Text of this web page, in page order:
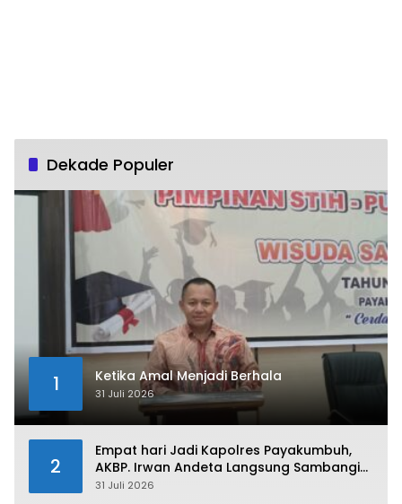
Dekade Populer
1 Ketika Amal Menjadi Berhala
31 Juli 2026
2
Empat hari Jadi Kapolres Payakumbuh,
AKBP. Irwan Andeta Langsung Sambangi
PWI Kota Payakumbuh
31 Juli 2026